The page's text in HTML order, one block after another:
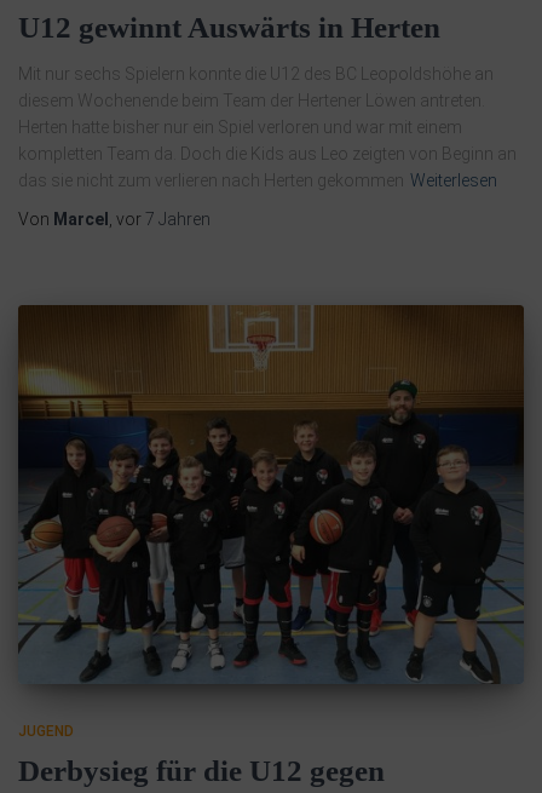
U12 gewinnt Auswärts in Herten
Mit nur sechs Spielern konnte die U12 des BC Leopoldshöhe an
diesem Wochenende beim Team der Hertener Löwen antreten.
Herten hatte bisher nur ein Spiel verloren und war mit einem
kompletten Team da. Doch die Kids aus Leo zeigten von Beginn an
das sie nicht zum verlieren nach Herten gekommen Weiterlesen
Von Marcel , vor 7 Jahren
JUGEND
Derbysieg für die U12 gegen